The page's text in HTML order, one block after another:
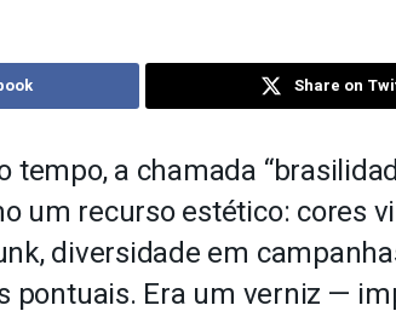
Share on
tempo, a chamada
um recurso estético: cores
diversidade em
pontuais. Era um verniz —